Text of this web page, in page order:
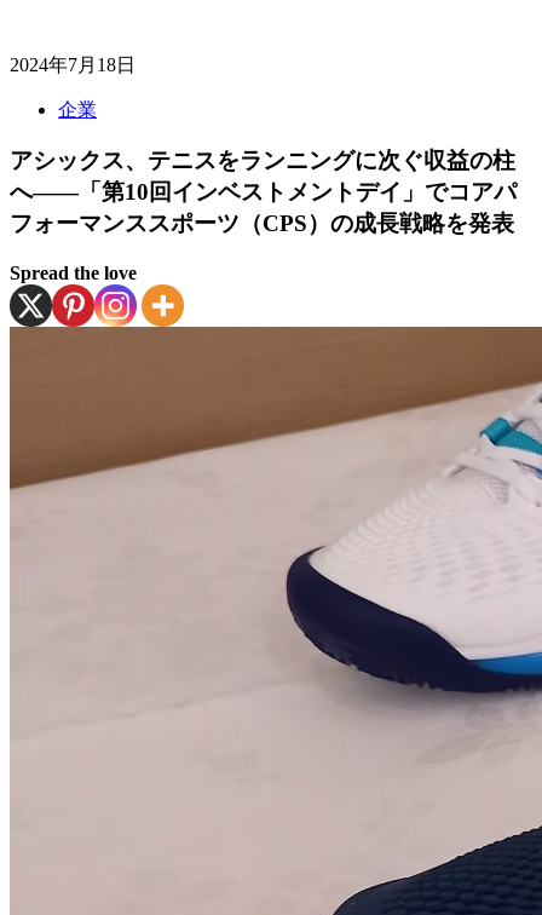
2024年7月18日
企業
アシックス、テニスをランニングに次ぐ収益の柱
へ――「第10回インベストメントデイ」でコアパ
フォーマンススポーツ（CPS）の成長戦略を発表
Spread the love